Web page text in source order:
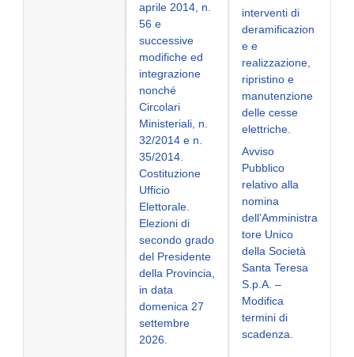
aprile 2014, n.
56 e
successive
modifiche ed
integrazione
nonché
Circolari
Ministeriali, n.
32/2014 e n.
35/2014.
Costituzione
Ufficio
Elettorale.
Elezioni di
secondo grado
del Presidente
della Provincia,
in data
domenica 27
settembre
2026.
interventi di
deramificazion
e e
realizzazione,
ripristino e
manutenzione
delle cesse
elettriche.
Avviso
Pubblico
relativo alla
nomina
dell’Amministra
tore Unico
della Società
Santa Teresa
S.p.A. –
Modifica
termini di
scadenza.